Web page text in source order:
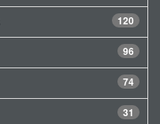
120
96
74
31